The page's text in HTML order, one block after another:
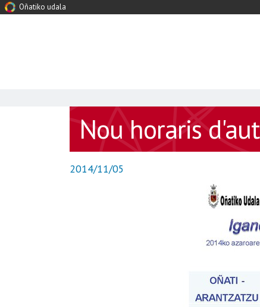
Oñatiko udala
Nou horaris
2014/11/05